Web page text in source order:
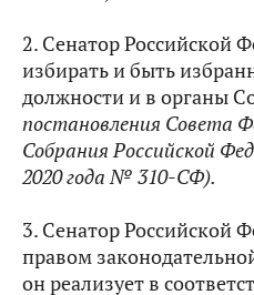
2. Сенатор Российской
избирать и быть
должности и в органы
постановления Совета
Собрания Российской
2020 года № 310-СФ).
3. Сенатор Российской
правом
он реализует в